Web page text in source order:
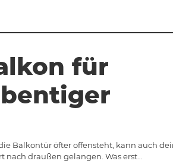
für
Balkontür öfter offensteht, kann auch
draußen gelangen. Was erst…